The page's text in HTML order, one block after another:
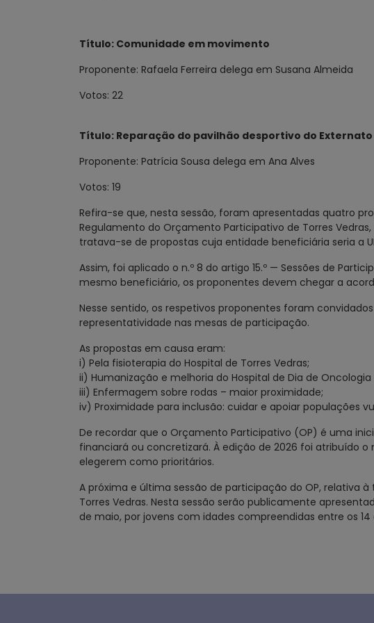
Título: Comunidade em movimento
Proponente: Rafaela Ferreira delega em Susana Almeida
Votos: 22
Título: Reparação do pavilhão desportivo do
Proponente: Patrícia Sousa delega em Ana Alves
Votos: 19
Refira-se que, nesta sessão, foram apresentadas quatro
Regulamento do Orçamento Participativo de Torres
tratava-se de propostas cuja entidade beneficiária seria a
Assim, foi aplicado o n.º 8 do artigo 15.º — Sessões de
mesmo beneficiário, os proponentes devem chegar a
Nesse sentido, os respetivos proponentes foram
representatividade nas mesas de participação.
As propostas em causa eram:
i) Pela fisioterapia do Hospital de Torres Vedras;
ii) Humanização e melhoria do Hospital de Dia de Oncologia
iii) Enfermagem sobre rodas – maior proximidade;
iv) Proximidade para inclusão: cuidar e apoiar populações
De recordar que o Orçamento Participativo (OP) é uma
financiará ou concretizará. À edição de 2026 foi atribuído
elegerem como prioritários.
A próxima e última sessão de participação do OP, relativa
Torres Vedras. Nesta sessão serão publicamente
de maio, por jovens com idades compreendidas entre os 14